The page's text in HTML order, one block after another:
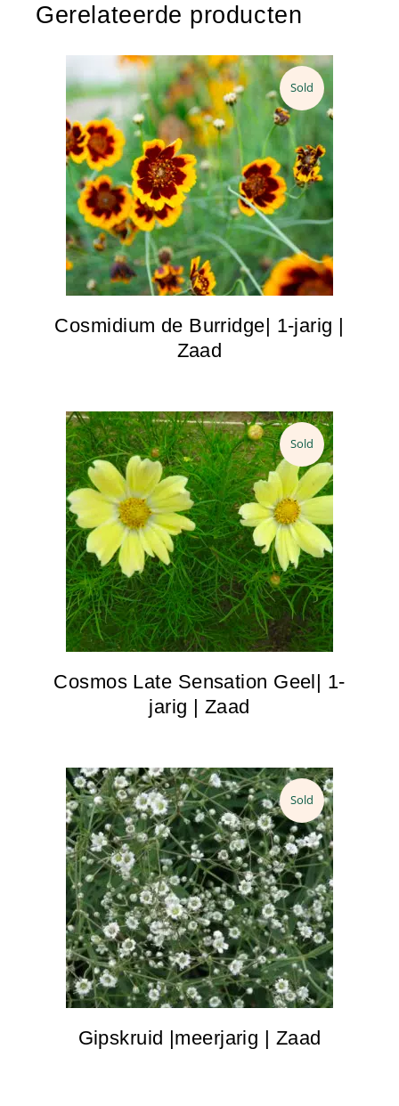
Gerelateerde producten
Sold
Cosmidium de Burridge| 1-jarig |
Zaad
Sold
Cosmos Late Sensation Geel| 1-
jarig | Zaad
Sold
Gipskruid |meerjarig | Zaad